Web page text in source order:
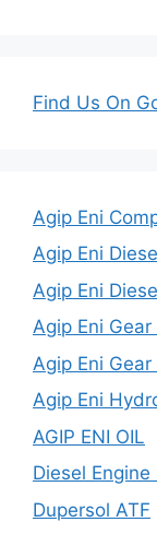
Find Us On
Agip Eni
Agip Eni
Agip Eni
Agip Eni
Agip Eni Gear
Agip Eni
AGIP ENI OIL
Diesel Engine
Dupersol ATF